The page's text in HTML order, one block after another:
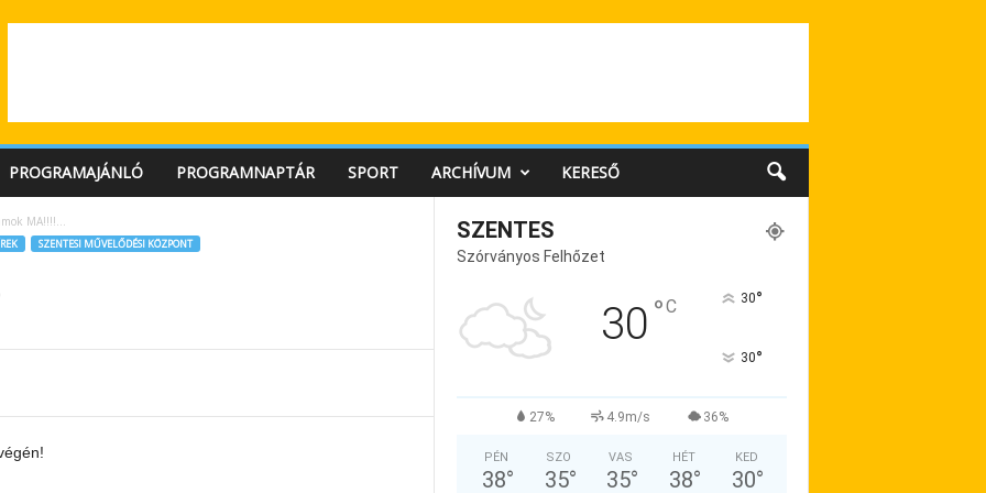
PROGRAMAJÁNLÓ PROGRAMNAPTÁR SPORT ARCHÍVUM KERESŐ
MA!!!!…
SZENTESI MŰVELŐDÉSI KÖZPONT
SZENTES
Szórványos Felhőzet
30 °C 30°
30°
27% 4.9m/s 36%
PÉN
38°
SZO
35°
VAS
35°
HÉT
38°
KED
30°